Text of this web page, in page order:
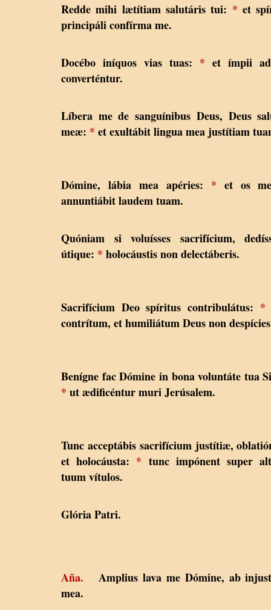
Redde mihi lætítiam salutáris tui: * et
principáli confírma me.
Docébo iníquos vias tuas: * et ímpii
converténtur.
Líbera me de sanguínibus Deus, Deus
meæ: * et exultábit lingua mea justítiam
Dómine, lábia mea apéries: * et os
annuntiábit laudem tuam.
Quóniam si voluísses sacrifícium,
útique: * holocáustis non delectáberis.
Sacrifícium Deo spíritus contribulátus: *
contrítum, et humiliátum Deus non
Benígne fac Dómine in bona voluntáte tua
* ut ædificéntur muri Jerúsalem.
Tunc acceptábis sacrifícium justítiæ,
et holocáusta: * tunc impónent super
tuum vítulos.
Glória Patri.
Aña.
Amplius lava me Dómine, ab
mea.